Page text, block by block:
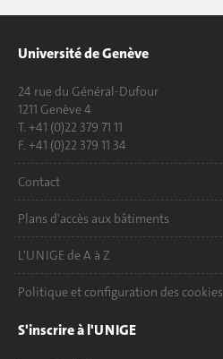
Université de Genève
24 rue du Général-Dufour
1211 Genève 4
T. +41 (0)22 379 71 11
F. +41 (0)22 379 11 34
Contact
Plans d'accès aux bâtiments
L'UNIGE de A à Z
Politique et configuration des cookies
S'inscrire à l'UNIGE